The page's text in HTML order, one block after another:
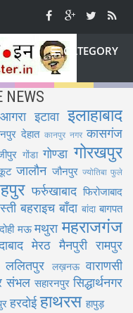
CATEGORY
NEWS
आगरा इटावा इलाहाबाद
देहात कानपुर नगर कासगंज
गोंडा गोण्डा गोरखपुर
जालौन जौनपुर ज्योतिबा फुले
फर्रुखाबाद फिरोजाबाद
बहराइच बाँदा बांदा बागपत
मऊ मथुरा महराजगंज
मेरठ मैनपुरी रामपुर
ललितपुर लख़नऊ वाराणसी
संभल सहारनपुर सिद्धार्थनगर
हरदोई हाथरस हापुड़